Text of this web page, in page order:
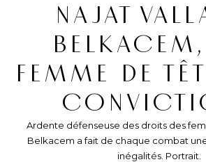
NAJAT
FEMME DE
Ardente défenseuse des droits des
Belkacem a fait de chaque combat
inégalités. Portrait.